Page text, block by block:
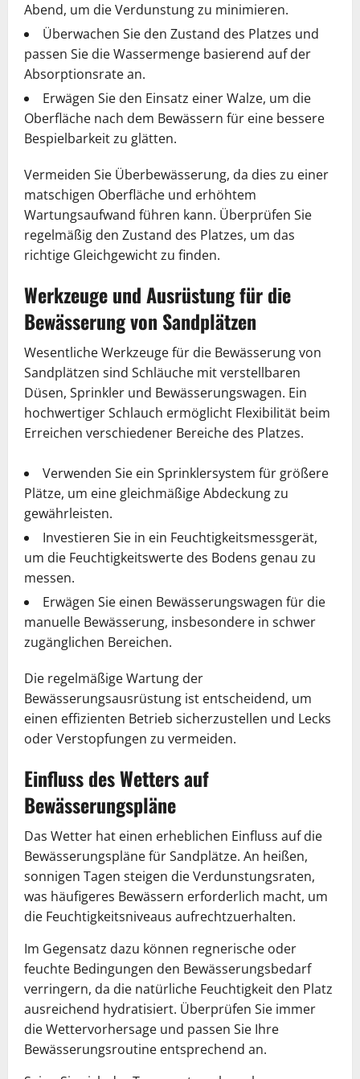
Abend, um die Verdunstung zu minimieren.
Überwachen Sie den Zustand des Platzes und
passen Sie die Wassermenge basierend auf der
Absorptionsrate an.
Erwägen Sie den Einsatz einer Walze, um die
Oberfläche nach dem Bewässern für eine bessere
Bespielbarkeit zu glätten.
Vermeiden Sie Überbewässerung, da dies zu einer
matschigen Oberfläche und erhöhtem
Wartungsaufwand führen kann. Überprüfen Sie
regelmäßig den Zustand des Platzes, um das
richtige Gleichgewicht zu finden.
Werkzeuge und Ausrüstung für die
Bewässerung von Sandplätzen
Wesentliche Werkzeuge für die Bewässerung von
Sandplätzen sind Schläuche mit verstellbaren
Düsen, Sprinkler und Bewässerungswagen. Ein
hochwertiger Schlauch ermöglicht Flexibilität beim
Erreichen verschiedener Bereiche des Platzes.
Verwenden Sie ein Sprinklersystem für größere
Plätze, um eine gleichmäßige Abdeckung zu
gewährleisten.
Investieren Sie in ein Feuchtigkeitsmessgerät,
um die Feuchtigkeitswerte des Bodens genau zu
messen.
Erwägen Sie einen Bewässerungswagen für die
manuelle Bewässerung, insbesondere in schwer
zugänglichen Bereichen.
Die regelmäßige Wartung der
Bewässerungsausrüstung ist entscheidend, um
einen effizienten Betrieb sicherzustellen und Lecks
oder Verstopfungen zu vermeiden.
Einfluss des Wetters auf
Bewässerungspläne
Das Wetter hat einen erheblichen Einfluss auf die
Bewässerungspläne für Sandplätze. An heißen,
sonnigen Tagen steigen die Verdunstungsraten,
was häufigeres Bewässern erforderlich macht, um
die Feuchtigkeitsniveaus aufrechtzuerhalten.
Im Gegensatz dazu können regnerische oder
feuchte Bedingungen den Bewässerungsbedarf
verringern, da die natürliche Feuchtigkeit den Platz
ausreichend hydratisiert. Überprüfen Sie immer
die Wettervorhersage und passen Sie Ihre
Bewässerungsroutine entsprechend an.